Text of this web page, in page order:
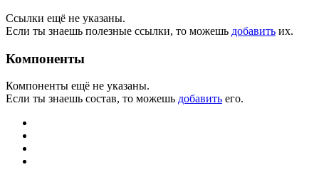
Ссылки ещё не указаны.
Если ты знаешь полезные ссылки, то можешь добавить их.
Компоненты
Компоненты ещё не указаны.
Если ты знаешь состав, то можешь добавить его.